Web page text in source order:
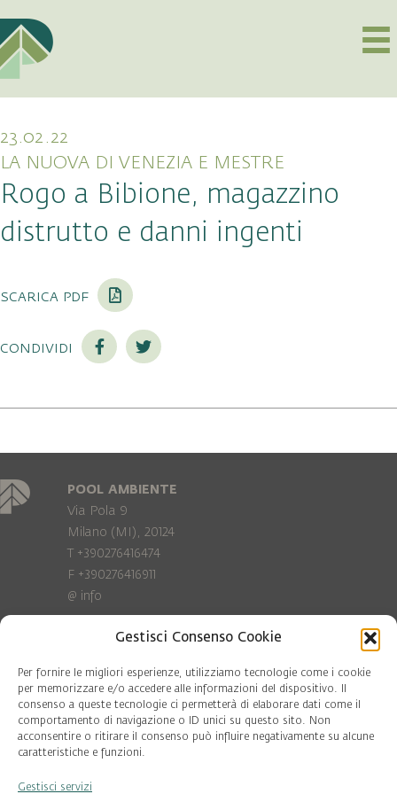
Gestisci Consenso Cookie
Per fornire le migliori esperienze, utilizziamo tecnologie come i cookie
per memorizzare e/o accedere alle informazioni del dispositivo. Il
consenso a queste tecnologie ci permetterà di elaborare dati come il
comportamento di navigazione o ID unici su questo sito. Non
acconsentire o ritirare il consenso può influire negativamente su alcune
caratteristiche e funzioni.
Gestisci servizi
23.02.22
LA NUOVA DI VENEZIA E MESTRE
Rogo a Bibione, magazzino
distrutto e danni ingenti
scarica pdf
condividi
POOL AMBIENTE
Via Pola 9
Milano (MI), 20124
T +390276416474
F +390276416911
@ info
Privacy Policy
Cookie policy
COD. FISC. 97081560159
P.IVA 06375640965
© Pool Ambiente 2026
DESIGN & DEVELOPMENT by